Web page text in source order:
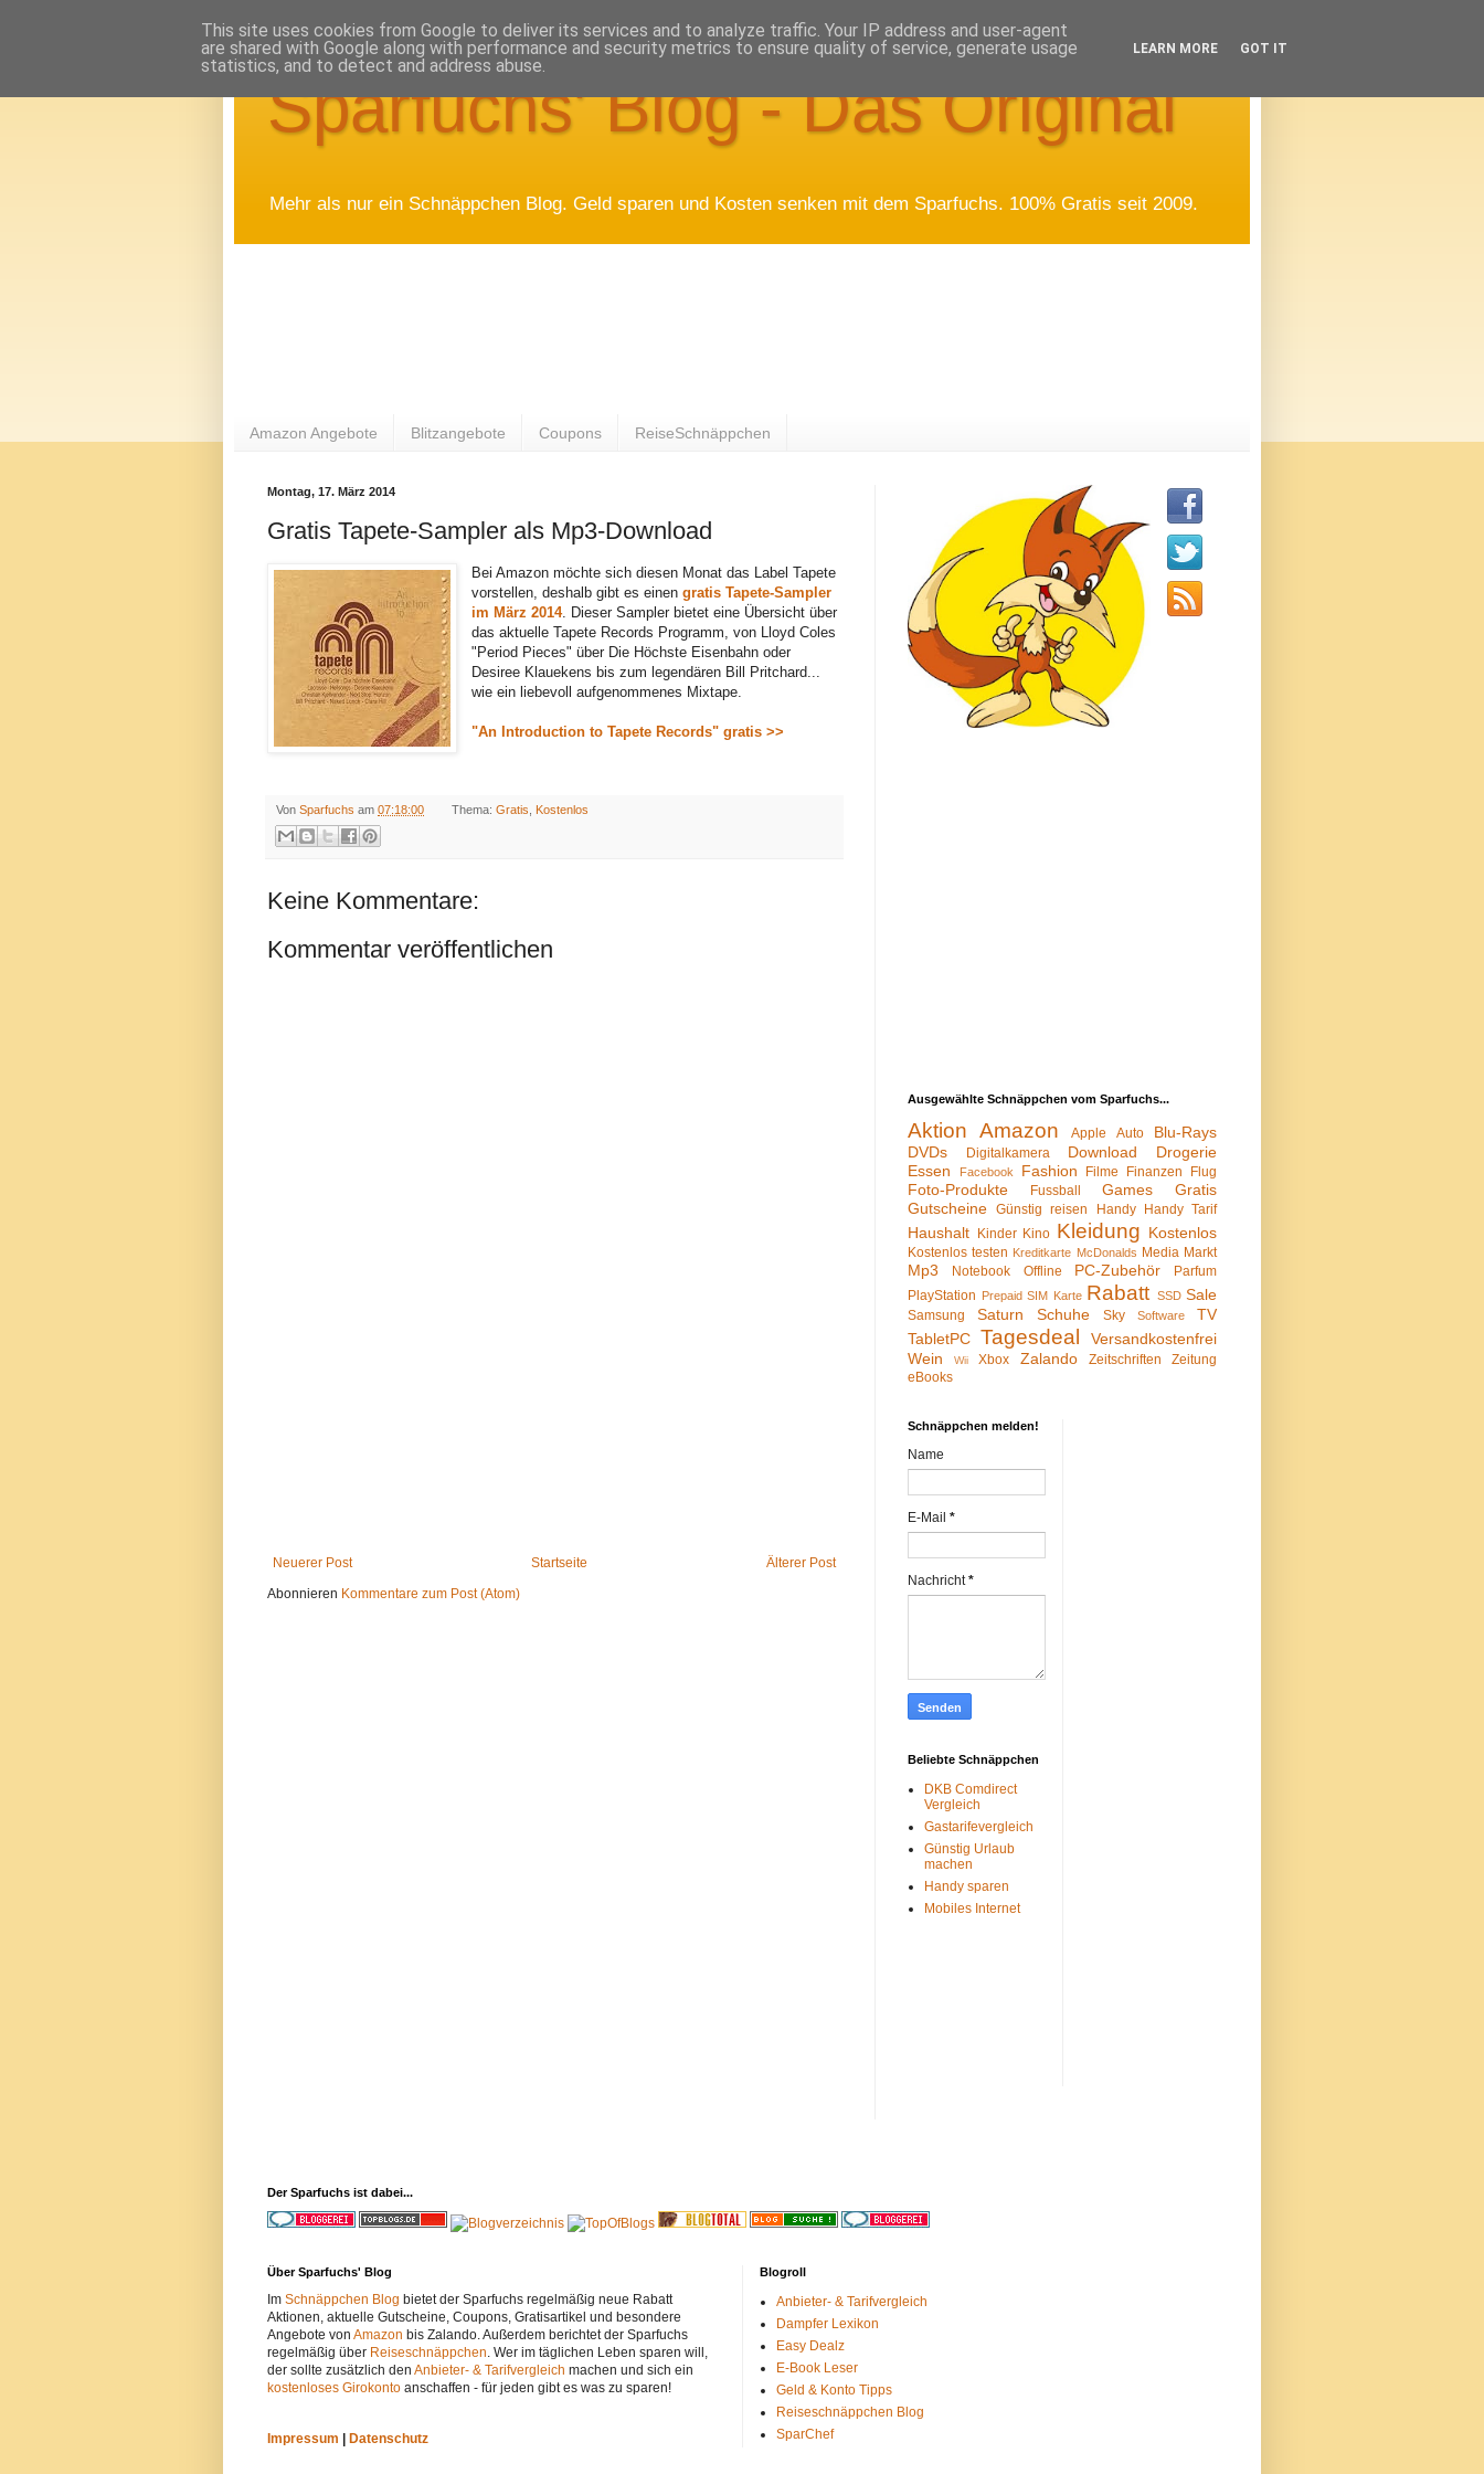
Sparfuchs' Blog - Das Original
Mehr als nur ein Schnäppchen Blog. Geld sparen und Kosten senken mit dem Sparfuchs. 100% Gratis seit 2009.
Amazon Angebote Blitzangebote Coupons ReiseSchnäppchen
Montag, 17. März 2014
Gratis Tapete-Sampler als Mp3-Download
Bei Amazon möchte sich diesen Monat das Label Tapete
vorstellen, deshalb gibt es einengratis Tapete-Sampler
im März 2014. Dieser Sampler bietet eine Übersicht über
das aktuelle Tapete Records Programm, von Lloyd Coles
"Period Pieces" über Die Höchste Eisenbahn oder
Desiree Klauekens bis zum legendären Bill Pritchard...
wie ein liebevoll aufgenommenes Mixtape.
"An Introduction to Tapete Records" gratis >>
Von Sparfuchs am 07:18:00 Thema: Gratis Kostenlos
Keine Kommentare:
Kommentar veröffentlichen
Neuerer Post Älterer Post
Startseite
Abonnieren Kommentare zum Post (Atom)
Ausgewählte Schnäppchen vom Sparfuchs...
Aktion Amazon Apple Auto
Blu-Rays
DVDs
Digitalkamera Download
Drogerie
Essen
Facebook Fashion Filme Finanzen Flug
Foto-Produkte Fussball Games
Gratis
Gutscheine Günstig reisen Handy Handy Tarif
Haushalt Kinder Kino Kleidung Kostenlos
Kostenlos testen Kreditkarte McDonalds Media Markt
Mp3 Notebook Offline PC-Zubehör
Parfum
PlayStation Prepaid SIM Karte Rabatt SSD Sale
Samsung Saturn Schuhe Sky Software
TV
TabletPC Tagesdeal
Versandkostenfrei
Wein
Wii Xbox Zalando Zeitschriften
Zeitung
eBooks
Schnäppchen melden!
Name
E-Mail *
Nachricht*
Beliebte Schnäppchen
DKB Comdirect
Vergleich
Gastarifevergleich
Günstig Urlaub
machen
Handy sparen
Mobiles Internet
Der Sparfuchs ist dabei...
Über Sparfuchs' Blog
Im Schnäppchen Blog bietet der Sparfuchs regelmäßig neue Rabatt
Aktionen, aktuelle Gutscheine, Coupons, Gratisartikel und besondere
Angebote von Amazon bis Zalando. Außerdem berichtet der Sparfuchs
regelmäßig über Reiseschnäppchen. Wer im täglichen Leben sparen will,
der sollte zusätzlich den Anbieter- & Tarifvergleich machen und sich ein
kostenloses Girokonto anschaffen - für jeden gibt es was zu sparen!
Impressum Datenschutz
Blogroll
Anbieter- & Tarifvergleich
Dampfer Lexikon
Easy Dealz
E-Book Leser
Geld & Konto Tipps
Reiseschnäppchen Blog
SparChef
This site uses cookies from Google to deliver its services and to analyze traffic. Your IP address and user-agent
are shared with Google along with performance and security metrics to ensure quality of service, generate usage
statistics, and to detect and address abuse.
LEARN MORE GOT IT